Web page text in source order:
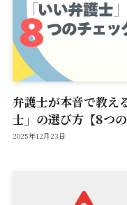
弁護士が本音で教え
士」の選び方【8つ
2025年12月23日